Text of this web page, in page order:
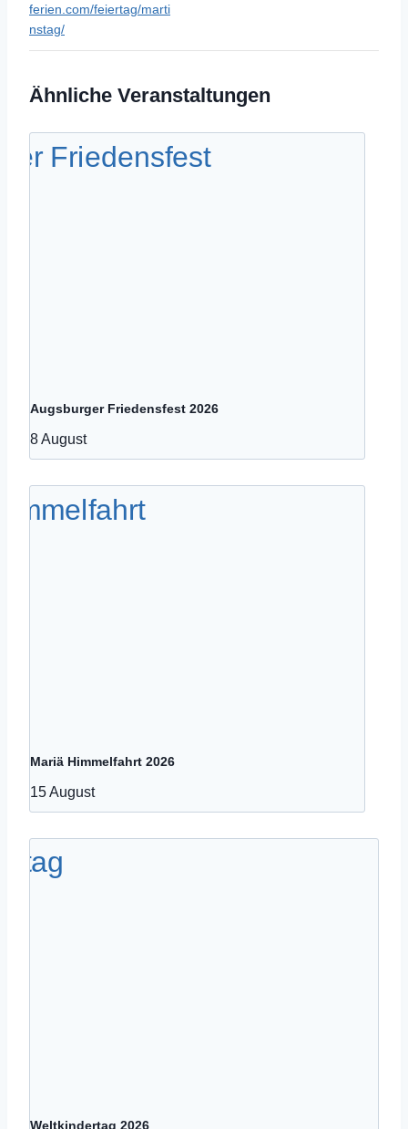
ferien.com/feiertag/marti
nstag/
Ähnliche Veranstaltungen
Augsburger Friedensfest 2026
8 August
Mariä Himmelfahrt 2026
15 August
Weltkindertag 2026